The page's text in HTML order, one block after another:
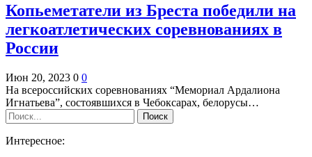
Копьеметатели из Бреста победили на
легкоатлетических соревнованиях в
России
Июн 20, 2023 0 0
На всероссийских соревнованиях “Мемориал Ардалиона
Игнатьева”, состоявшихся в Чебоксарах, белорусы…
Интересное: